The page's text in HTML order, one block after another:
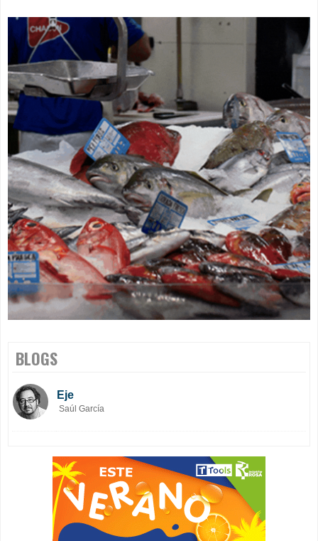
BLOGS
Eje
Saúl García